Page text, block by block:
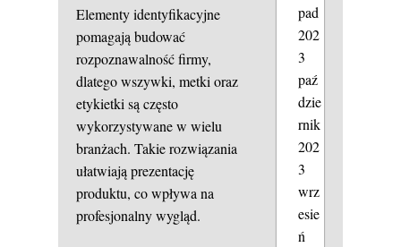
Elementy identyfikacyjne
pomagają budować
rozpoznawalność firmy,
dlatego wszywki, metki oraz
etykietki są często
wykorzystywane w wielu
branżach. Takie rozwiązania
ułatwiają prezentację
produktu, co wpływa na
profesjonalny wygląd.
pad
202
3
paź
dzie
rnik
202
3
wrz
esie
ń